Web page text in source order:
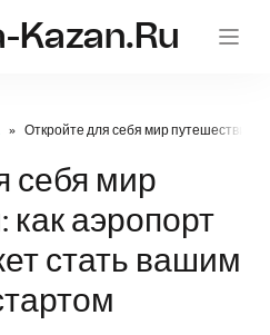
Kazan.ru
Откройте для себя мир путешествий:
себя мир
как аэропорт
стать вашим